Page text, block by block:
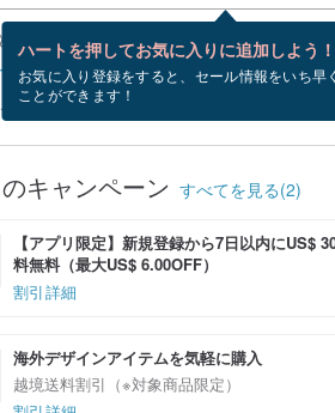
ハートを押してお気に入りに追加しよう！
お気に入り登録をすると、セール情報をいち早
ことができます！
完了後、無料でWebメッセージカードを
ドとは？
注文で8/30~9/12にお届け予定です。
キャンペーン すべてを見る(2)
【アプリ限定】新規登録から7日以内にUS$
料無料（最大US$ 6.00OFF）
割引詳細
海外デザインアイテムを気軽に購入
越境送料割引（※対象商品限定）